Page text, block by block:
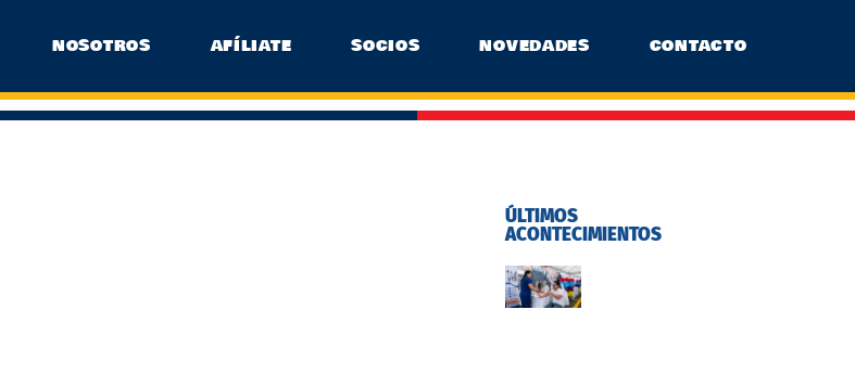
NOSOTROS AFÍLIATE SOCIOS NOVEDADES CONTACTO
ÚLTIMOS
ACONTECIMIENTOS